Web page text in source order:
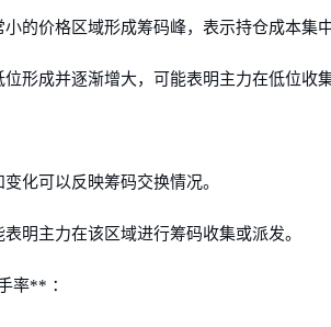
的价格区域形成筹码峰，表示持仓成本集中
形成并逐渐增大，可能表明主力在低位收集
化可以反映筹码交换情况。
明主力在该区域进行筹码收集或派发。
率** ：